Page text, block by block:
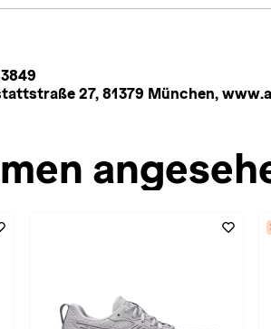
27, 81379 München,